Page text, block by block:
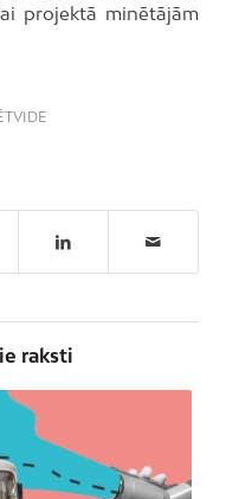
projektā minētājām
raksti